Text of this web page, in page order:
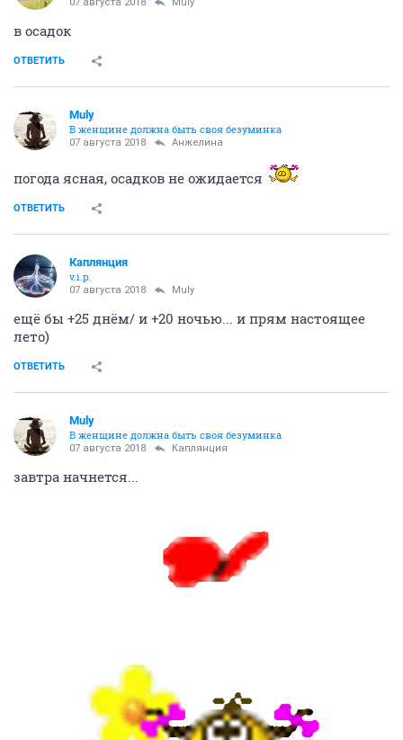
в осадок
ОТВЕТИТЬ
Muly
В женщине должна быть своя безyминка
07 августа 2018 Aнжелина
погода ясная, осадков не ожидается
ОТВЕТИТЬ
Каплянция
v.i.p.
07 августа 2018 Muly
ещё бы +25 днём/ и +20 ночью... и прям настоящее
лето)
ОТВЕТИТЬ
Muly
В женщине должна быть своя безyминка
07 августа 2018 Каплянция
завтра начнется...